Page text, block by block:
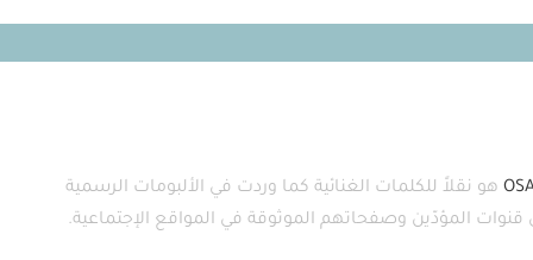
هو نقلاً للكلمات الغنائية كما وردت في الألبومات الرسمية
قنوات المؤدّين وصفحاتهم الموثوقة في المواقع الإجتماعية.